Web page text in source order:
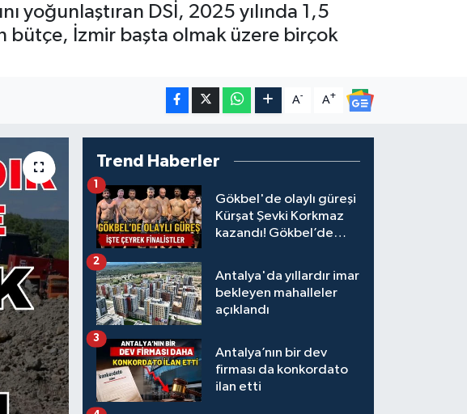
yoğunlaştıran DSİ, 2025 yılında 1,5
bütçe, İzmir başta olmak üzere birçok
A- A+
Trend Haberler
Gökbel'de olaylı güreşi
Kürşat Şevki Korkmaz
kazandı! Gökbel’de
Gürbüz elendi!
1
Antalya'da yıllardır imar
bekleyen mahalleler
açıklandı
2
Antalya’nın bir dev
firması da konkordato
ilan etti
3